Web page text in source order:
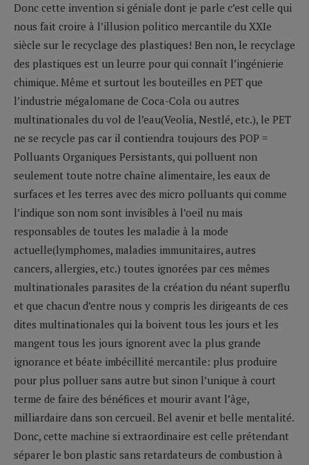
Donc cette invention si géniale dont je parle c’est celle qui
nous fait croire à l’illusion politico mercantile du XXIe
siècle sur le recyclage des plastiques! Ben non, le recyclage
des plastiques est un leurre pour qui connaît l’ingénierie
chimique. Même et surtout les bouteilles en PET que
l’industrie mégalomane de Coca-Cola ou autres
multinationales du vol de l’eau(Veolia, Nestlé, etc.), le PET
ne se recycle pas car il contiendra toujours des POP =
Polluants Organiques Persistants, qui polluent non
seulement toute notre chaîne alimentaire, les eaux de
surfaces et les terres avec des micro polluants qui comme
l’indique son nom sont invisibles à l’oeil nu mais
responsables de toutes les maladie à la mode
actuelle(lymphomes, maladies immunitaires, autres
cancers, allergies, etc.) toutes ignorées par ces mêmes
multinationales parasites de la création du néant superflu
et que chacun d’entre nous y compris les dirigeants de ces
dites multinationales qui la boivent tous les jours et les
mangent tous les jours ignorent avec la plus grande
ignorance et béate imbécillité mercantile: plus produire
pour plus polluer sans autre but sinon l’unique à court
terme de faire des bénéfices et mourir avant l’âge,
milliardaire dans son cercueil. Bel avenir et belle mentalité.
Donc, cette machine si extraordinaire est celle prétendant
séparer le bon plastic sans retardateurs de combustion à